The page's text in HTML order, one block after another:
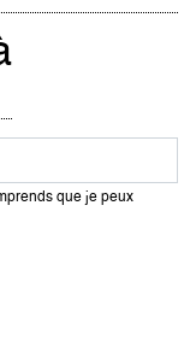
que je peux